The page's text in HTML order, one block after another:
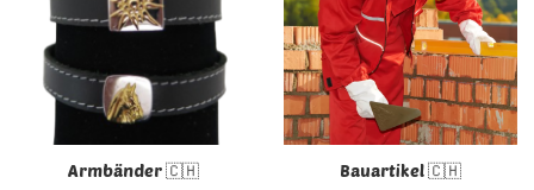
Armbänder 🇨🇭 Bauartikel 🇨🇭